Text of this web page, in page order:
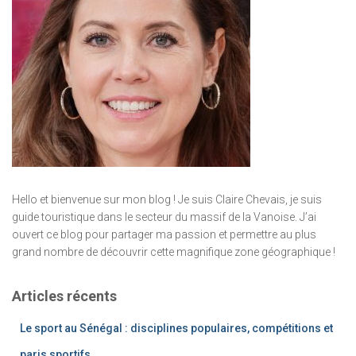
Hello et bienvenue sur mon blog ! Je suis Claire Chevais, je suis
guide touristique dans le secteur du massif de la Vanoise. J’ai
ouvert ce blog pour partager ma passion et permettre au plus
grand nombre de découvrir cette magnifique zone géographique !
Articles récents
Le sport au Sénégal : disciplines populaires, compétitions et